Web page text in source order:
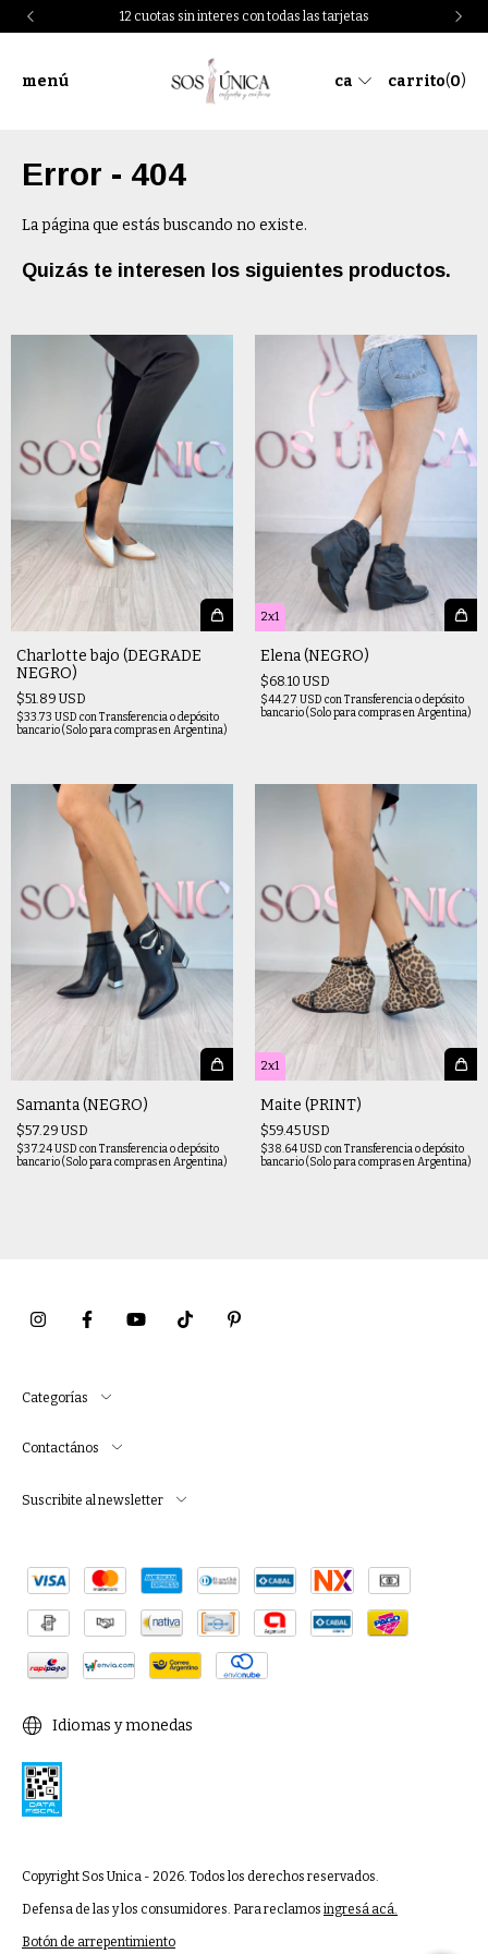
12 cuotas sin interes con todas las tarjetas
menú ca carrito(0)
Error - 404
La página que estás buscando no existe.
Quizás te interesen los siguientes productos.
Charlotte bajo (DEGRADE
NEGRO)
$51.89 USD
$33.73 USD conTransferencia o depósito
bancario (Solo para compras en Argentina)
2x1
Elena (NEGRO)
$68.10 USD
$44.27 USD conTransferencia o depósito
bancario (Solo para compras en Argentina)
Samanta (NEGRO)
$57.29 USD
$37.24 USD conTransferencia o depósito
bancario (Solo para compras en Argentina)
2x1
Maite (PRINT)
$59.45 USD
$38.64 USD conTransferencia o depósito
bancario (Solo para compras en Argentina)
Categorías
Contactános
Suscribite al newsletter
Idiomas y monedas
Copyright Sos Unica - 2026. Todos los derechos reservados.
Defensa de las y los consumidores. Para reclamos ingresá acá.
Botón de arrepentimiento